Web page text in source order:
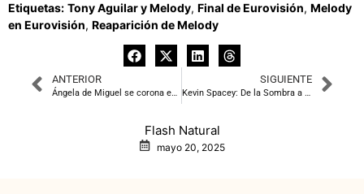
Etiquetas: Tony Aguilar y Melody, Final de Eurovisión, Melody
en Eurovisión, Reaparición de Melody
ANTERIOR
Ángela de Miguel se corona en las elecciones de Cepyme, fortaleciendo el reinado de Garamendi
SIGUIENTE
Kevin Spacey: De la Sombra a la Luz de Cannes
Flash Natural
mayo 20, 2025